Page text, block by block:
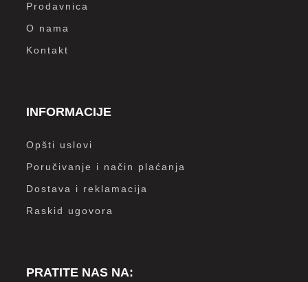
Prodavnica
O nama
Kontakt
INFORMACIJE
Opšti uslovi
Poručivanje i način plaćanja
Dostava i reklamacija
Raskid ugovora
PRATITE NAS NA: